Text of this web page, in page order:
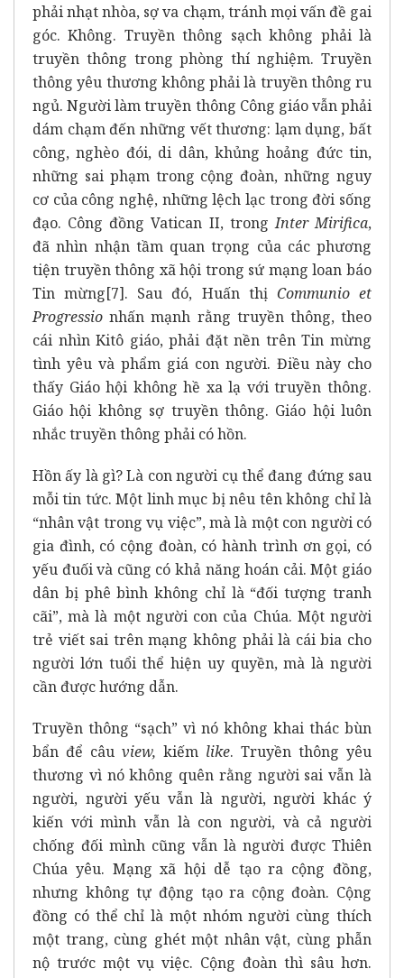
phải nhạt nhòa, sợ va chạm, tránh mọi vấn đề gai
góc. Không. Truyền thông sạch không phải là
truyền thông trong phòng thí nghiệm. Truyền
thông yêu thương không phải là truyền thông ru
ngủ. Người làm truyền thông Công giáo vẫn phải
dám chạm đến những vết thương: lạm dụng, bất
công, nghèo đói, di dân, khủng hoảng đức tin,
những sai phạm trong cộng đoàn, những nguy
cơ của công nghệ, những lệch lạc trong đời sống
đạo. Công đồng Vatican II, trongInter Mirifica,
đã nhìn nhận tầm quan trọng của các phương
tiện truyền thông xã hội trong sứ mạng loan báo
Tin mừng[7]. Sau đó, Huấn thị Communio et
Progressio nhấn mạnh rằng truyền thông, theo
cái nhìn Kitô giáo, phải đặt nền trên Tin mừng
tình yêu và phẩm giá con người. Điều này cho
thấy Giáo hội không hề xa lạ với truyền thông.
Giáo hội không sợ truyền thông. Giáo hội luôn
nhắc truyền thông phải có hồn.
Hồn ấy là gì? Là con người cụ thể đang đứng sau
mỗi tin tức. Một linh mục bị nêu tên không chỉ là
“nhân vật trong vụ việc”, mà là một con người có
gia đình, có cộng đoàn, có hành trình ơn gọi, có
yếu đuối và cũng có khả năng hoán cải. Một giáo
dân bị phê bình không chỉ là “đối tượng tranh
cãi”, mà là một người con của Chúa. Một người
trẻ viết sai trên mạng không phải là cái bia cho
người lớn tuổi thể hiện uy quyền, mà là người
cần được hướng dẫn.
Truyền thông “sạch” vì nó không khai thác bùn
bẩn để câu view, kiếm like. Truyền thông yêu
thương vì nó không quên rằng người sai vẫn là
người, người yếu vẫn là người, người khác ý
kiến với mình vẫn là con người, và cả người
chống đối mình cũng vẫn là người được Thiên
Chúa yêu. Mạng xã hội dễ tạo ra cộng đồng,
nhưng không tự động tạo ra cộng đoàn. Cộng
đồng có thể chỉ là một nhóm người cùng thích
một trang, cùng ghét một nhân vật, cùng phẫn
nộ trước một vụ việc. Cộng đoàn thì sâu hơn.